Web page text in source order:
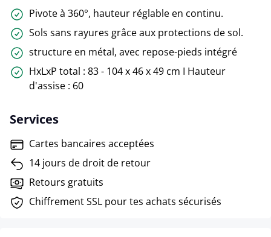
Pivote à 360°, hauteur réglable en continu.
Sols sans rayures grâce aux protections de sol.
structure en métal, avec repose-pieds intégré
HxLxP total : 83 - 104 x 46 x 49 cm I Hauteur
d'assise : 60
Services
Cartes bancaires acceptées
14 jours de droit de retour
Retours gratuits
Chiffrement SSL pour tes achats sécurisés